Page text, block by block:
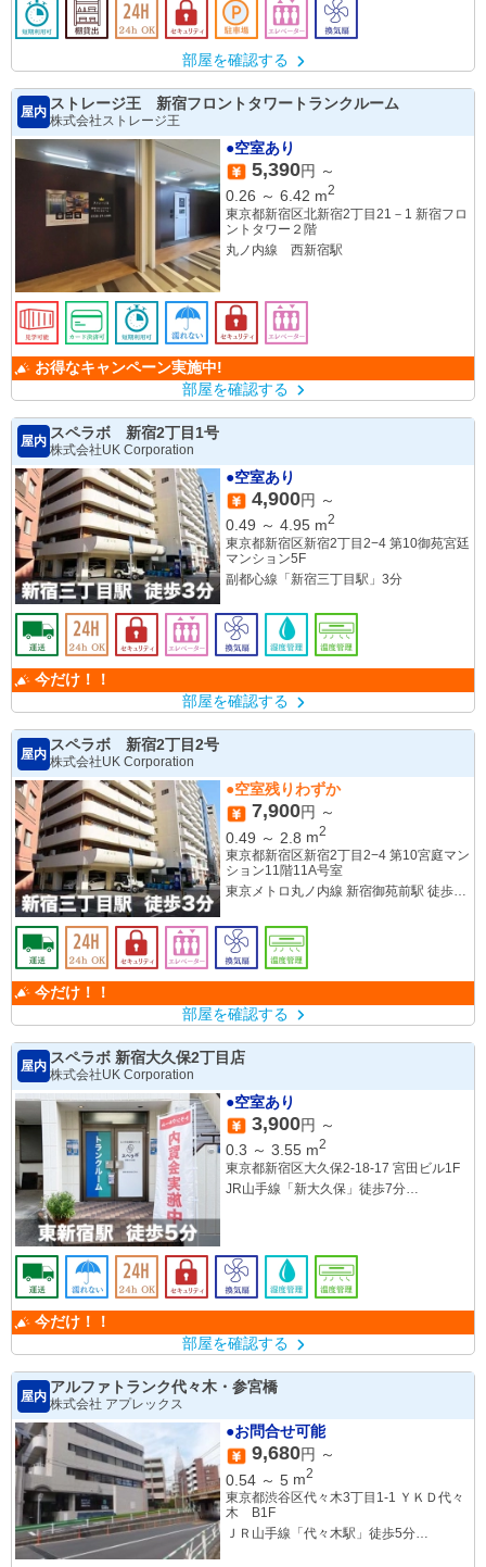
部屋を確認する
屋内
ストレージ王 新宿フロントタワートランクルーム
株式会社ストレージ王
●空室あり
5,390円 ～
0.26 ～ 6.42 m2
東京都新宿区北新宿2丁目21－1 新宿フロ
ントタワー２階
丸ノ内線 西新宿駅
お得なキャンペーン実施中!
部屋を確認する
屋内
スペラボ 新宿2丁目1号
株式会社UK Corporation
●空室あり
4,900円 ～
0.49 ～ 4.95 m2
東京都新宿区新宿2丁目2−4 第10御苑宮廷
マンション5F
副都心線「新宿三丁目駅」3分
今だけ！！
部屋を確認する
屋内
スペラボ 新宿2丁目2号
株式会社UK Corporation
●空室残りわずか
7,900円 ～
0.49 ～ 2.8 m2
東京都新宿区新宿2丁目2−4 第10宮庭マン
ション11階11A号室
東京メトロ丸ノ内線 新宿御苑前駅 徒歩2
今だけ！！
部屋を確認する
屋内
スペラボ 新宿大久保2丁目店
株式会社UK Corporation
●空室あり
3,900円 ～
0.3 ～ 3.55 m2
東京都新宿区大久保2-18-17 宮田ビル1F
JR山手線「新大久保」徒歩7分
今だけ！！
部屋を確認する
屋内
アルファトランク代々木・参宮橋
株式会社 アプレックス
●お問合せ可能
9,680円 ～
0.54 ～ 5 m2
東京都渋谷区代々木3丁目1-1 ＹＫＤ代々
木 B1F
ＪＲ山手線「代々木駅」徒歩5分